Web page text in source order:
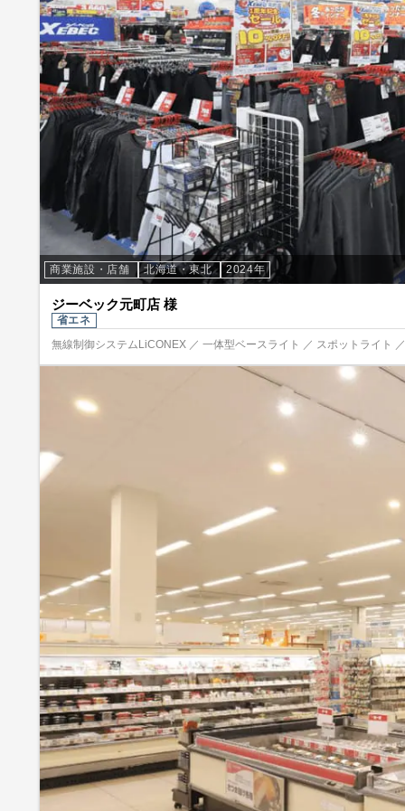
商業施設・店舗 北海道・東北 2024年
ジーベック元町店 様
省エネ
無線制御システムLiCONEX ／ 一体型ベースライト ／ スポットライト